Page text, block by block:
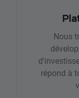
Nous
répond à